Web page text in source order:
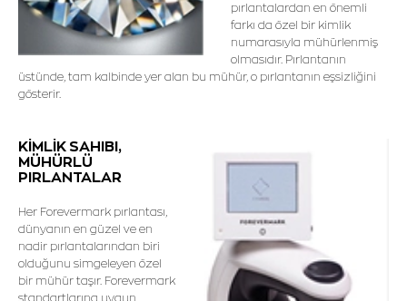
pırlantalardan en önemli
farkı da özel bir kimlik
numarasıyla mühürlenmiş
olmasıdır. Pırlantanın
üstünde, tam kalbinde yer alan bu mühür, o pırlantanın eşsizliğini
gösterir.
KİMLİK SAHIBI,
MÜHÜRLÜ
PIRLANTALAR
Her Forevermark pırlantası,
dünyanın en güzel ve en
nadir pırlantalarından biri
olduğunu simgeleyen özel
bir mühür taşır. Forevermark
standartlarına uygun